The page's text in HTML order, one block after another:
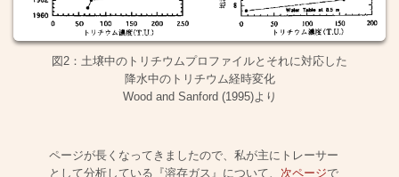
図2：土壌中のトリチウムプロファイルとそれに対応した
降水中のトリチウム経時変化
Wood and Sanford (1995)より
ページが長くなってきましたので、私が主にトレーサー
として分析している『溶存ガス』について、 次ページで